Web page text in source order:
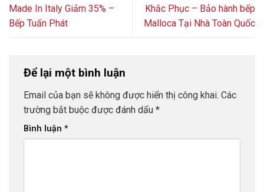
Made In Italy Giảm 35% –
Bếp Tuấn Phát
Khắc Phục – Bảo hành bếp
Malloca Tại Nhà Toàn Quốc
Để lại một bình luận
Email của bạn sẽ không được hiển thị công khai. Các
trường bắt buộc được đánh dấu *
Bình luận *